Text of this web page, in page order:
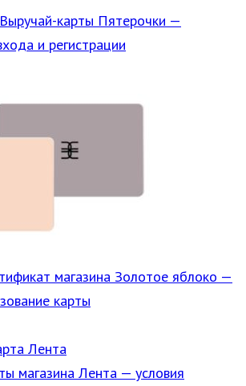
карты Пятерочки —
и регистрации
магазина Золотое яблоко —
карты
магазина Лента — условия